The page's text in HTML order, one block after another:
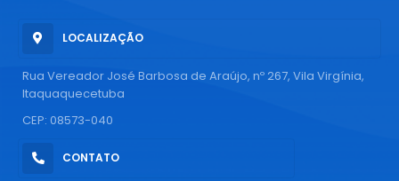
LOCALIZAÇÃO
Rua Vereador José Barbosa de Araújo, nº 267, Vila Virgínia,
Itaquaquecetuba
CEP: 08573-040
CONTATO